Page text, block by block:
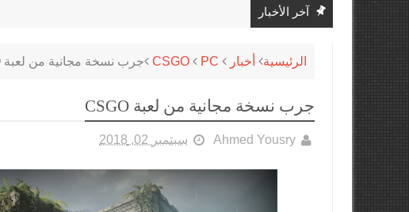
آخر الأخبار
الرئيسية أخبار CSGO PC جرب نسخة مجانية من لعبة CSGO
جرب نسخة مجانية من لعبة CSGO
Ahmed Yousry سبتمبر 02, 2018